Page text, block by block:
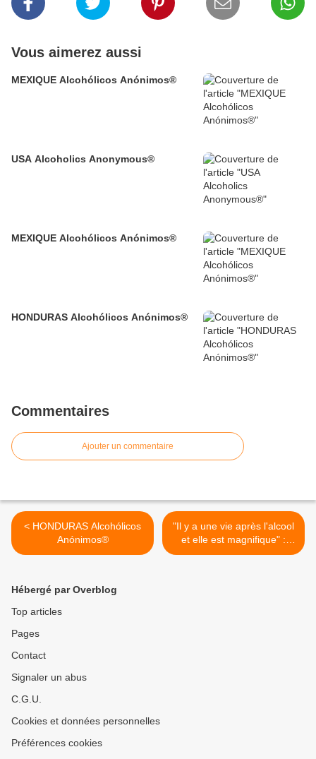
Vous aimerez aussi
MEXIQUE Alcohólicos Anónimos®
USA Alcoholics Anonymous®
MEXIQUE Alcohólicos Anónimos®
HONDURAS Alcohólicos Anónimos®
Commentaires
Ajouter un commentaire
< HONDURAS Alcohólicos
Anónimos®
"Il y a une vie après l'alcool
et elle est magnifique" :
précieux témoignages à la
Hébergé par Overblog
Top articles
Pages
Contact
Signaler un abus
C.G.U.
Cookies et données personnelles
Préférences cookies